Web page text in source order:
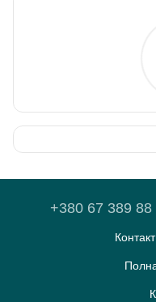
+380 67 389 88